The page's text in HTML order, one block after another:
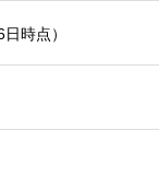
時点）